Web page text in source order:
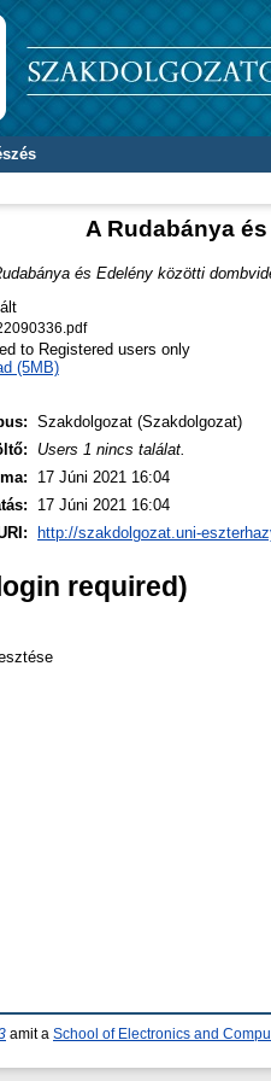
A Rudabánya
és Edelény közötti
to Registered users only
(5MB)
Szakdolgozat (Szakdolgozat)
Users 1 nincs találat.
17 Júni 2021 16:04
17 Júni 2021 16:04
http://szakdolgozat.uni-
required)
amit a School of Electronics and